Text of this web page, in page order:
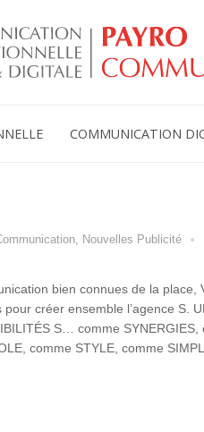
COMMUNICATION
, Nouvelles Publicité
bien connues de la place,
pour créer ensemble l’agence S.
S… comme SYNERGIES,
comme STYLE, comme